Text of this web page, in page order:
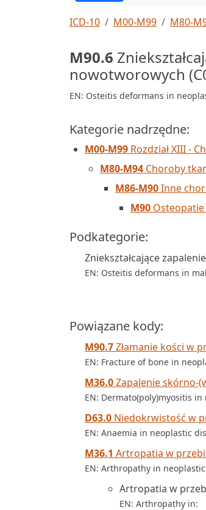
ICD-10 M00-M99 M80-
M90.6
nowotworowych
EN: Osteitis deformans in
Kategorie nadrzędne:
M00-M99 Rozdział XIII -
M80-M94 Choroby
M86-M90Inne
M90
Podkategorie:
Zniekształcające
EN: Osteitis deformans in
Powiązane kody:
M90.7Złamanie kości w
EN: Fracture of bone in
M36.0Zapalenie skórno-
EN: Dermato(poly)myositis in
D63.0 Niedokrwistość w
EN: Anaemia in neoplastic
M36.1 Artropatia w
EN: Arthropathy in neoplastic
Artropatia w
EN: Arthropathy in: